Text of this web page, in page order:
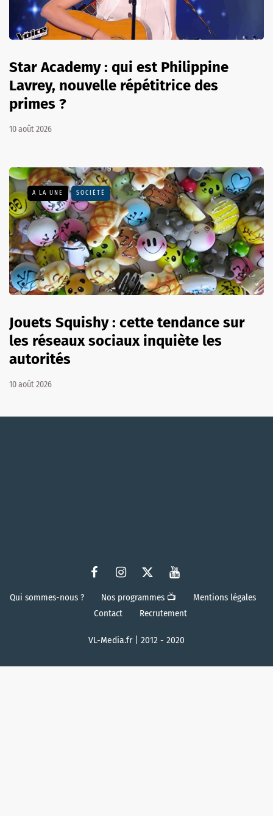
Star Academy : qui est Philippine
Lavrey, nouvelle répétitrice des
primes ?
10 août 2026
A LA UNE SOCIÉTÉ
Jouets Squishy : cette tendance sur
les réseaux sociaux inquiète les
autorités
10 août 2026
Qui sommes-nous ? Nos programmes 📺
Mentions légales
Contact
Recrutement
VL-Media.fr | 2012 - 2020